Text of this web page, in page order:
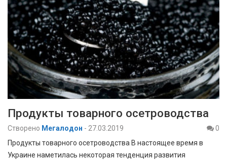
Продукты товарного осетроводства
Створено Мегалодон - 27.03.2019
0
Продукты товарного осетроводства В настоящее время в
Украине наметилась некоторая тенденция развития